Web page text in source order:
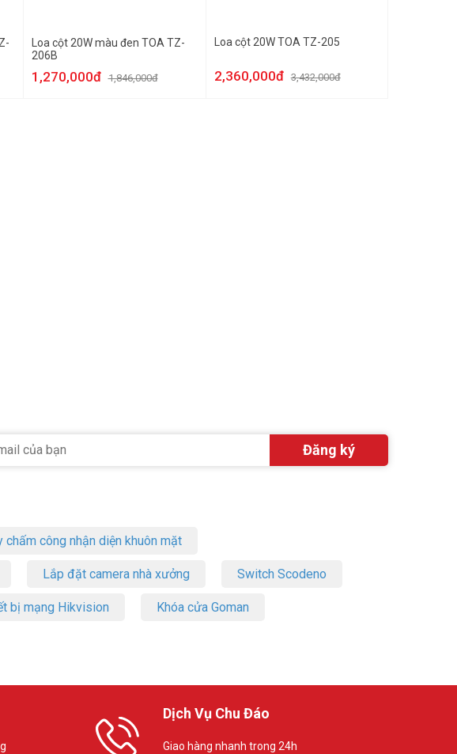
Loa cột 20W màu đen TOA TZ-
206B
1,270,000đ 1,846,000đ
Loa cột 20W TOA TZ-205
2,360,000đ 3,432,000đ
chấm công nhận diện khuôn mặt
Lắp đặt camera nhà xưởng Switch Scodeno
bị mạng Hikvision Khóa cửa Goman
Dịch Vụ Chu Đáo
Giao hàng nhanh trong 24h